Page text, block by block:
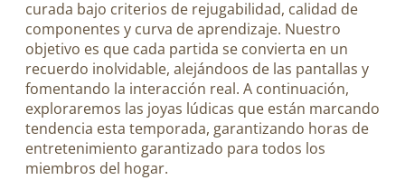
curada bajo criterios de rejugabilidad, calidad de
componentes y curva de aprendizaje. Nuestro
objetivo es que cada partida se convierta en un
recuerdo inolvidable, alejándoos de las pantallas y
fomentando la interacción real. A continuación,
exploraremos las joyas lúdicas que están marcando
tendencia esta temporada, garantizando horas de
entretenimiento garantizado para todos los
miembros del hogar.